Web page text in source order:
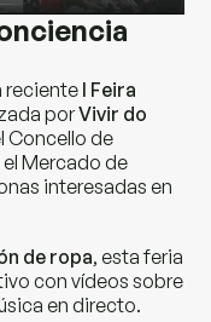
reciente I Feira
porVivir do
Concello de
el Mercado de
interesadas en
de ropa, esta feria
con vídeos sobre
en directo.